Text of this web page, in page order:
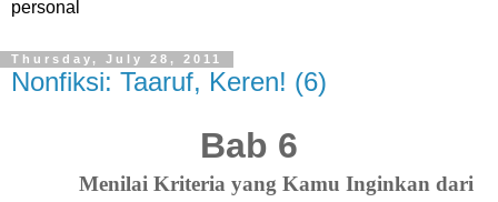
personal
Thursday, July 28, 2011
Nonfiksi: Taaruf, Keren! (6)
Bab 6
Menilai Kriteria yang Kamu Inginkan dari